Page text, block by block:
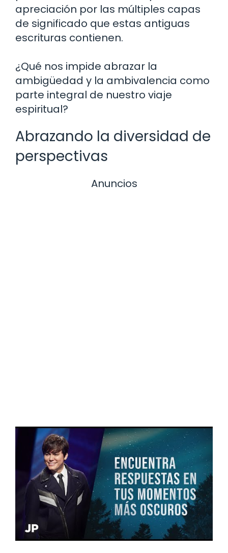
apreciación por las múltiples capas
de significado que estas antiguas
escrituras contienen.
¿Qué nos impide abrazar la
ambigüedad y la ambivalencia como
parte integral de nuestro viaje
espiritual?
Abrazando la diversidad de
perspectivas
Anuncios